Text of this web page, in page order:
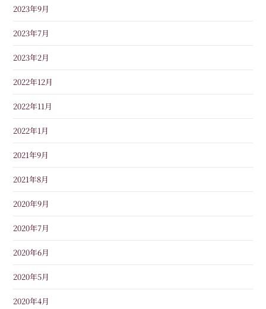
2023年9月
2023年7月
2023年2月
2022年12月
2022年11月
2022年1月
2021年9月
2021年8月
2020年9月
2020年7月
2020年6月
2020年5月
2020年4月